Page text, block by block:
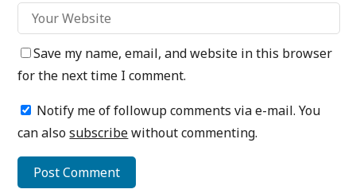
Save my name, email, and website in this browser
for the next time I comment.
Notify me of followup comments via e-mail. You
can alsosubscribewithout commenting.